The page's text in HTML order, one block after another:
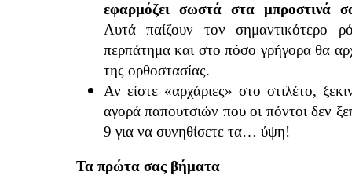
εφαρμόζει σωστά στα μπροστινά
Αυτά παίζουν τον σημαντικότερο
περπάτημα και στο πόσο γρήγορα θα
της ορθοστασίας.
Αν είστε «αρχάριες» στο στιλέτο,
αγορά παπουτσιών που οι πόντοι δεν
9 για να συνηθίσετε τα… ύψη!
Τα πρώτα σας βήματα